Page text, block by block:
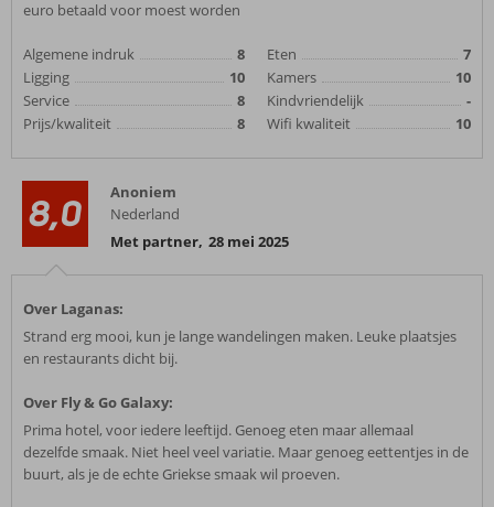
euro betaald voor moest worden
Algemene indruk
8
Ligging
10
Service
8
Prijs/kwaliteit
8
Eten
7
Kamers
10
Kindvriendelijk
-
Wifi kwaliteit
10
8,0
Anoniem
Nederland
Met partner, 28 mei 2025
Over Laganas:
Strand erg mooi, kun je lange wandelingen maken. Leuke plaatsjes
en restaurants dicht bij.
Over Fly & Go Galaxy:
Prima hotel, voor iedere leeftijd. Genoeg eten maar allemaal
dezelfde smaak. Niet heel veel variatie. Maar genoeg eettentjes in de
buurt, als je de echte Griekse smaak wil proeven.